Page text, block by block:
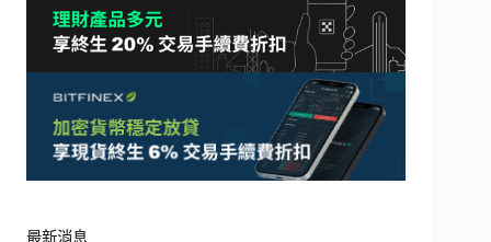
最新消息